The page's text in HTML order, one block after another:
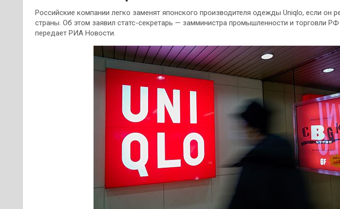
Российские компании легко заменят японского производителя одежды Uniqlo, если он
страны. Об этом заявил статс-секретарь — замминистра промышленности и торговли РФ
передает РИА Новости.